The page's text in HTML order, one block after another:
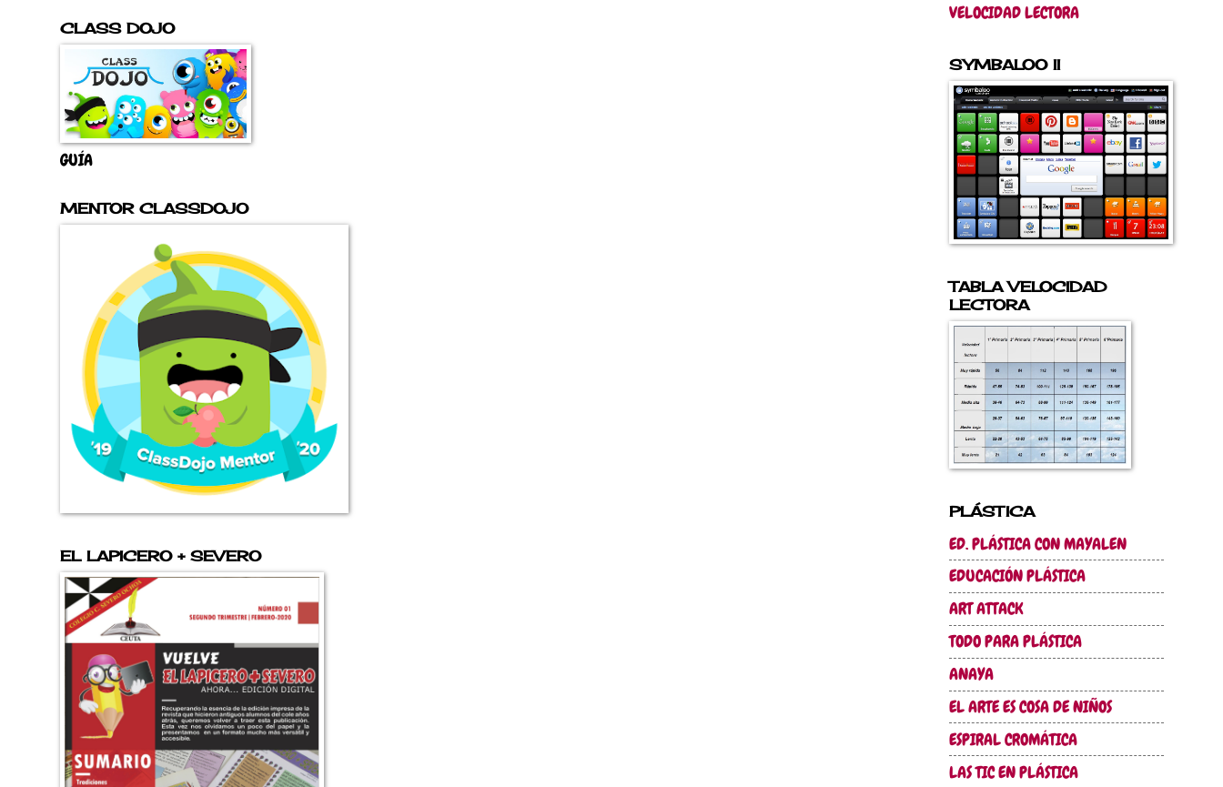
CLASS DOJO
GUÍA
MENTOR CLASSDOJO
EL LAPICERO + SEVERO
VELOCIDAD LECTORA
SYMBALOO II
TABLA VELOCIDAD
LECTORA
PLÁSTICA
ED. PLÁSTICA CON MAYALEN
EDUCACIÓN PLÁSTICA
ART ATTACK
TODO PARA PLÁSTICA
ANAYA
EL ARTE ES COSA DE NIÑOS
ESPIRAL CROMÁTICA
LAS TIC EN PLÁSTICA